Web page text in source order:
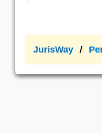
JurisWay